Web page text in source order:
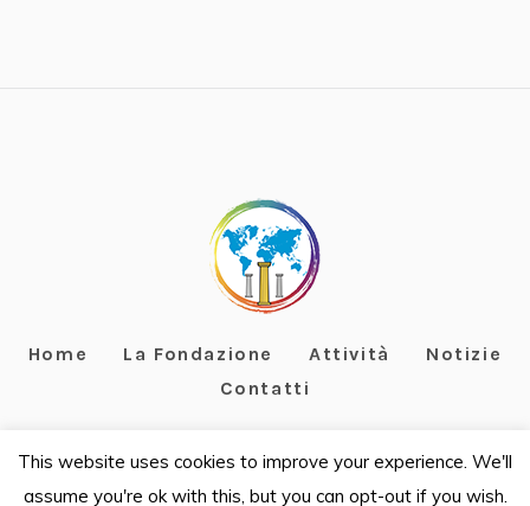
Home La Fondazione Attività
Notizie
Contatti
Fondazione Terzo Pilastro Internazionale - C.F. 97967070588
This website uses cookies to improve your experience. We'll
assume you're ok with this, but you can opt-out if you wish.